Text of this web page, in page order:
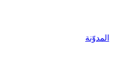
المدوّنة